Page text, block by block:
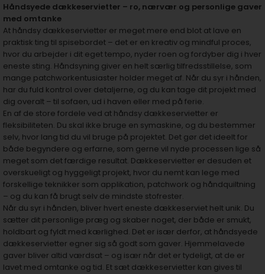
Håndsyede dækkeservietter – ro, nærvær og personlige gaver
med omtanke
At håndsy dækkeservietter er meget mere end blot at lave en
praktisk ting til spisebordet – det er en kreativ og mindful proces,
hvor du arbejder i dit eget tempo, nyder roen og fordyber dig i hver
eneste sting. Håndsyning giver en helt særlig tilfredsstillelse, som
mange patchworkentusiaster holder meget af. Når du syr i hånden,
har du fuld kontrol over detaljerne, og du kan tage dit projekt med
dig overalt – til sofaen, ud i haven eller med på ferie.
En af de store fordele ved at håndsy dækkeservietter er
fleksibiliteten. Du skal ikke bruge en symaskine, og du bestemmer
selv, hvor lang tid du vil bruge på projektet. Det gør det ideelt for
både begyndere og erfarne, som gerne vil nyde processen lige så
meget som det færdige resultat. Dækkeservietter er desuden et
overskueligt og hyggeligt projekt, hvor du nemt kan lege med
forskellige teknikker som applikation, patchwork og håndquiltning
– og du kan få brugt selv de mindste stofrester.
Når du syr i hånden, bliver hvert eneste dækkeserviet helt unik. Du
sætter dit personlige præg og skaber noget, der både er smukt,
holdbart og fyldt med kærlighed. Det er især derfor, at håndsyede
dækkeservietter egner sig så godt som gaver. Hjemmelavede
gaver bliver altid værdsat – og især når det er tydeligt, at de er
lavet med omtanke og tid. Et sæt dækkeservietter kan gives til